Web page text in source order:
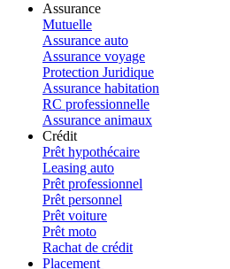
Assurance
Mutuelle
Assurance auto
Assurance voyage
Protection Juridique
Assurance habitation
RC professionnelle
Assurance animaux
Crédit
Prêt hypothécaire
Leasing auto
Prêt professionnel
Prêt personnel
Prêt voiture
Prêt moto
Rachat de crédit
Placement